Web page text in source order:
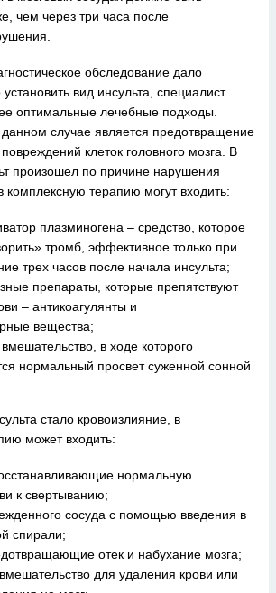
чем через три часа после
обследование дало
вид инсульта, специалист
оптимальные лечебные подходы.
случае является предотвращение
клеток головного мозга. В
произошел по причине нарушения
терапию могут входить:
плазминогена – средство, которое
тромб, эффективное только при
трех часов после начала инсульта;
препараты, которые препятствуют
– антикоагулянты и
вещества;
в ходе которого
нормальный просвет суженной сонной
стало кровоизлияние, в
может входить:
нормальную
к свертыванию;
сосуда с помощью введения в
спирали;
отек и набухание мозга;
для удаления крови или